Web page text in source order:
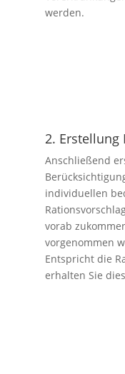
werden.
2. Erstellung
Anschließend
individuellen
vorab
vorgenommen
Entspricht die
erhalten Sie